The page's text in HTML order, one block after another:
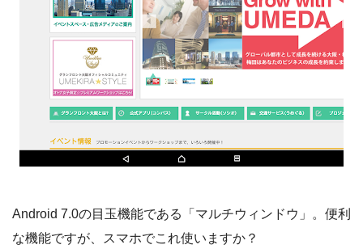
Android 7.0の目玉機能である「マルチウィンドウ」。便利
な機能ですが、スマホでこれ使いますか？